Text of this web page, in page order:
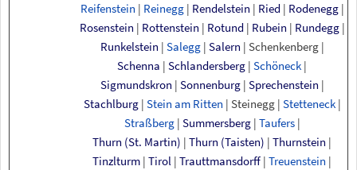
Reifenstein | Reinegg | Rendelstein | Ried | Rodenegg |
Rosenstein | Rottenstein | Rotund | Rubein | Rundegg |
Runkelstein | Salegg | Salern | Schenkenberg |
Schenna | Schlandersberg | Schöneck |
Sigmundskron | Sonnenburg | Sprechenstein |
Stachlburg | Stein am Ritten | Steinegg | Stetteneck |
Straßberg | Summersberg | Taufers |
Thurn (St. Martin) | Thurn (Taisten) | Thurnstein |
Tinzlturm | Tirol | Trauttmansdorff | Treuenstein |